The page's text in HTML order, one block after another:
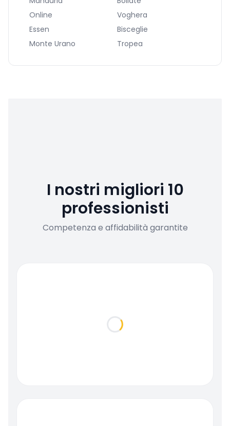
Online
Voghera
Essen
Bisceglie
Monte Urano
Tropea
I nostri migliori 10
professionisti
Competenza e affidabilità garantite
Loading...